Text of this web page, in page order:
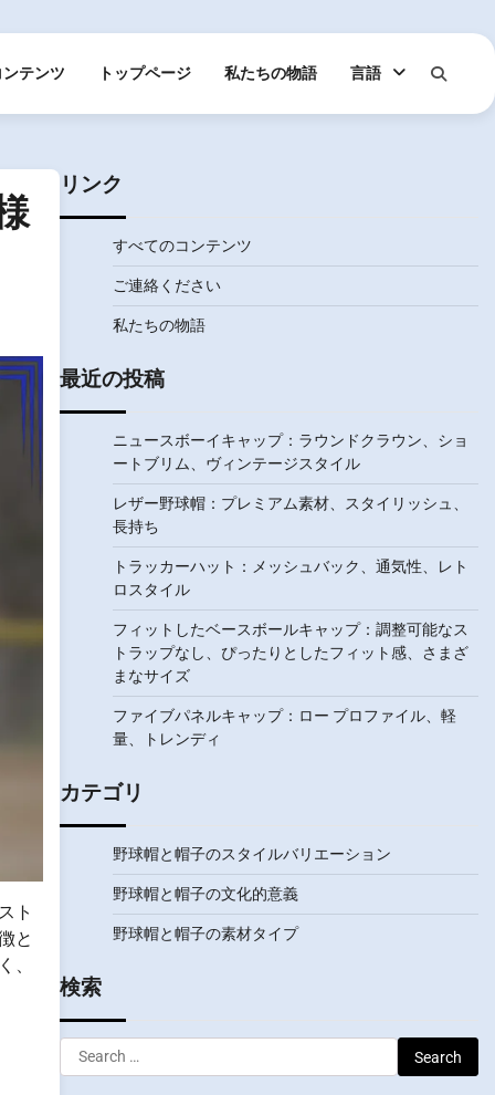
テンツ トップページ 私たちの物語 言語
ト
と
、
リンク
すべてのコンテンツ
ご連絡ください
私たちの物語
最近の投稿
ニュースボーイキャップ：ラウンドクラウン、ショ
ートブリム、ヴィンテージスタイル
レザー野球帽：プレミアム素材、スタイリッシュ、
長持ち
トラッカーハット：メッシュバック、通気性、レト
ロスタイル
フィットしたベースボールキャップ：調整可能なス
トラップなし、ぴったりとしたフィット感、さまざ
まなサイズ
ファイブパネルキャップ：ロー プロファイル、軽
量、トレンディ
カテゴリ
野球帽と帽子のスタイルバリエーション
野球帽と帽子の文化的意義
野球帽と帽子の素材タイプ
検索
Search
for: